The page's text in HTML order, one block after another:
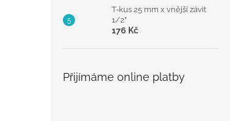
T-kus 25 mm x vnější závit
1/2"
176 Kč
Přijímáme online platby